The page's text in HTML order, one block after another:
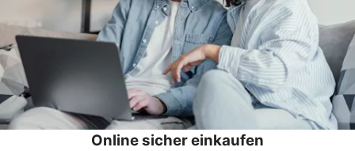
Online sicher einkaufen